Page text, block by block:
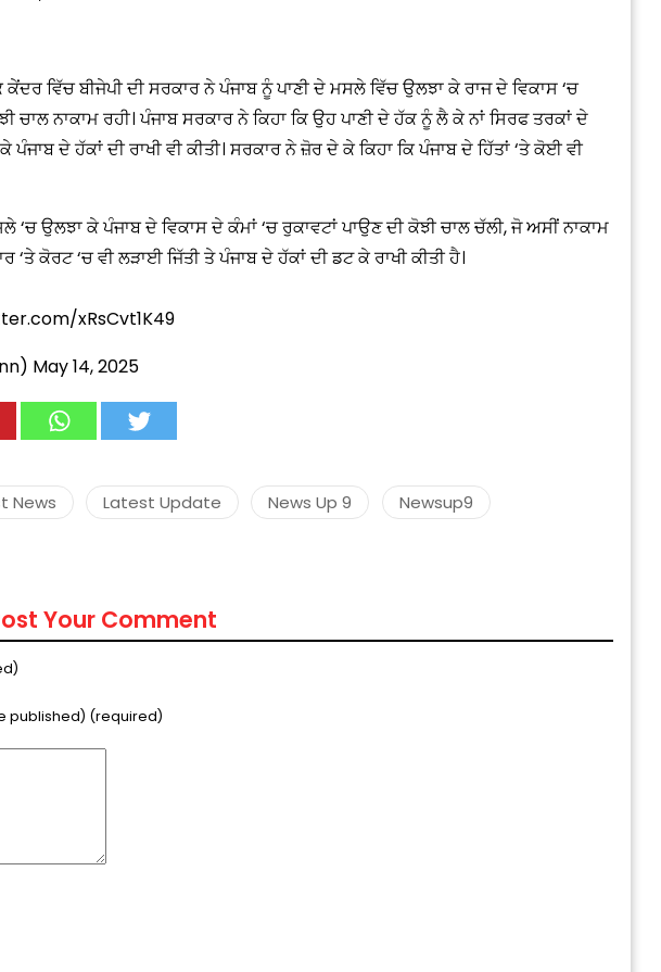
ਵਿੱਚ ਬੀਜੇਪੀ ਦੀ ਸਰਕਾਰ ਨੇ ਪੰਜਾਬ ਨੂੰ ਪਾਣੀ ਦੇ ਮਸਲੇ ਵਿੱਚ ਉਲਝਾ ਕੇ ਰਾਜ ਦੇ ਵਿਕਾਸ ‘ਚ
ਚਾਲ ਨਾਕਾਮ ਰਹੀ। ਪੰਜਾਬ ਸਰਕਾਰ ਨੇ ਕਿਹਾ ਕਿ ਉਹ ਪਾਣੀ ਦੇ ਹੱਕ ਨੂੰ ਲੈ ਕੇ ਨਾਂ ਸਿਰਫ ਤਰਕਾਂ ਦੇ
ਦੇ ਹੱਕਾਂ ਦੀ ਰਾਖੀ ਵੀ ਕੀਤੀ। ਸਰਕਾਰ ਨੇ ਜ਼ੋਰ ਦੇ ਕੇ ਕਿਹਾ ਕਿ ਪੰਜਾਬ ਦੇ ਹਿੱਤਾਂ ‘ਤੇ ਕੋਈ ਵੀ
ਉਲਝਾ ਕੇ ਪੰਜਾਬ ਦੇ ਵਿਕਾਸ ਦੇ ਕੰਮਾਂ ‘ਚ ਰੁਕਾਵਟਾਂ ਪਾਉਣ ਦੀ ਕੋਝੀ ਚਾਲ ਚੱਲੀ, ਜੋ ਅਸੀਂ ਨਾਕਾਮ
ਕੋਰਟ ‘ਚ ਵੀ ਲੜਾਈ ਜਿੱਤੀ ਤੇ ਪੰਜਾਬ ਦੇ ਹੱਕਾਂ ਦੀ ਡਟ ਕੇ ਰਾਖੀ ਕੀਤੀ ਹੈ।
xRsCvt1K49
May 14, 2025
News Latest Update News Up 9 Newsup9
Your Comment
published) (required)
challenge, not from the comfort
zone.”